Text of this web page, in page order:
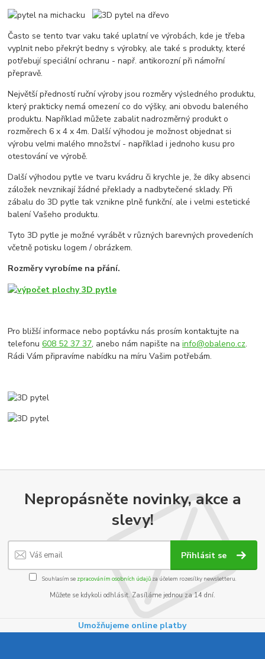
Často se tento tvar vaku také uplatní ve výrobách, kde je třeba
vyplnit nebo překrýt bedny s výrobky, ale také s produkty, které
potřebují speciální ochranu - např. antikorozní při námořní
přepravě.
Největší předností ruční výroby jsou rozměry výsledného produktu,
který prakticky nemá omezení co do výšky, ani obvodu baleného
produktu. Například můžete zabalit nadrozměrný produkt o
rozměrech 6 x 4 x 4m. Další výhodou je možnost objednat si
výrobu velmi malého množství - například i jednoho kusu pro
otestování ve výrobě.
Další výhodou pytle ve tvaru kvádru či krychle je, že díky absenci
záložek nevznikají žádné překlady a nadbytečené sklady. Při
zábalu do 3D pytle tak vznikne plně funkční, ale i velmi estetické
balení Vašeho produktu.
Tyto 3D pytle je možné vyrábět v různých barevných provedeních
včetně potisku logem / obrázkem.
Rozměry vyrobíme na přání.
Pro bližší informace nebo poptávku nás prosím kontaktujte na
telefonu608 52 37 37, anebo nám napište nainfo@obaleno.cz.
Rádi Vám připravíme nabídku na míru Vašim potřebám.
Nepropásněte novinky, akce a
slevy!
Přihlásit se
Souhlasím se zpracováním osobních údajůza účelem rozesílky newsletteru.
Můžete se kdykoli odhlásit. Zasíláme jednou za 14 dní.
Umožňujeme online platby